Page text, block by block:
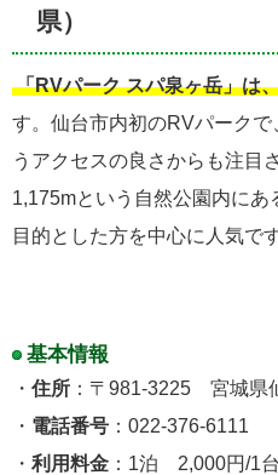
県）
「RVパーク スパ泉ヶ岳」は
す。仙台市内初のRVパーク
うアクセスの良さからも注目
1,175mという自然公園内に
目的とした方を中心に人気です
基本情報
・ 住所 ：〒981-3225 宮城県
・ 電話番号 ：022-376-6111
・ 利用料金 ：1泊 2,000円/1台